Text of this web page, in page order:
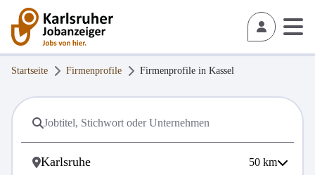
Startseite Firmenprofile Firmenprofile in Kassel
50 km